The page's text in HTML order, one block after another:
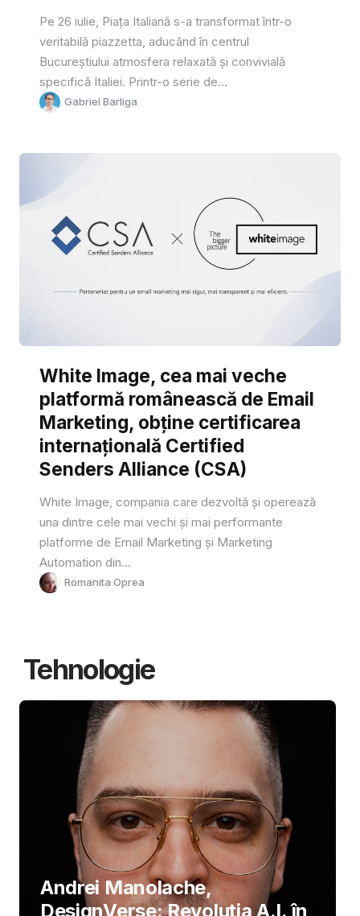
Pe 26 iulie, Piața Italiană s-a transformat într-o
veritabilă piazzetta, aducând în centrul
Bucureștiului atmosfera relaxată și convivială
specifică Italiei. Printr-o serie de...
Gabriel Barliga
White Image, cea mai veche
platformă românească de Email
Marketing, obține certificarea
internațională Certified
Senders Alliance (CSA)
White Image, compania care dezvoltă și operează
una dintre cele mai vechi și mai performante
platforme de Email Marketing și Marketing
Automation din...
Romanita Oprea
Tehnologie
Andrei Manolache,
DesignVerse: Revoluția A.I. în